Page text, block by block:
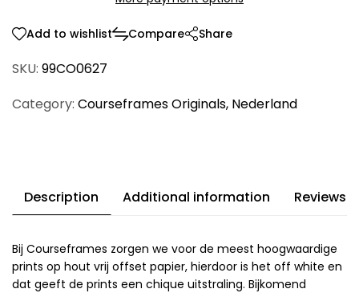
Add to wishlist Compare Share
SKU: 99CO0627
Category: Courseframes Originals, Nederland
Description Additional information Reviews
Bij Courseframes zorgen we voor de meest hoogwaardige
prints op hout vrij offset papier, hierdoor is het off white en
dat geeft de prints een chique uitstraling. Bijkomend